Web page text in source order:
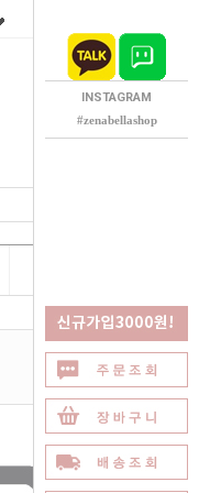
INSTAGRAM
#zenabellashop